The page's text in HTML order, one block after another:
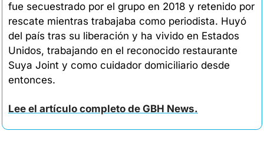
fue secuestrado por el grupo en 2018 y retenido por
rescate mientras trabajaba como periodista. Huyó
del país tras su liberación y ha vivido en Estados
Unidos, trabajando en el reconocido restaurante
Suya Joint y como cuidador domiciliario desde
entonces.
Lee el artículo completo de GBH News.